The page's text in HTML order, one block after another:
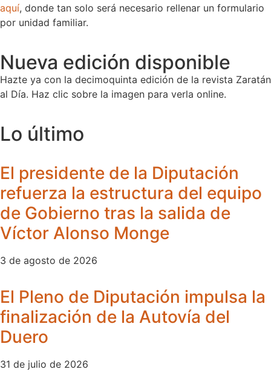
aquí, donde tan solo será necesario rellenar un formulario
por unidad familiar.
Nueva edición disponible
Hazte ya con la decimoquinta edición de la revista Zaratán
al Día. Haz clic sobre la imagen para verla online.
Lo último
El presidente de la Diputación
refuerza la estructura del equipo
de Gobierno tras la salida de
Víctor Alonso Monge
3 de agosto de 2026
El Pleno de Diputación impulsa la
finalización de la Autovía del
Duero
31 de julio de 2026